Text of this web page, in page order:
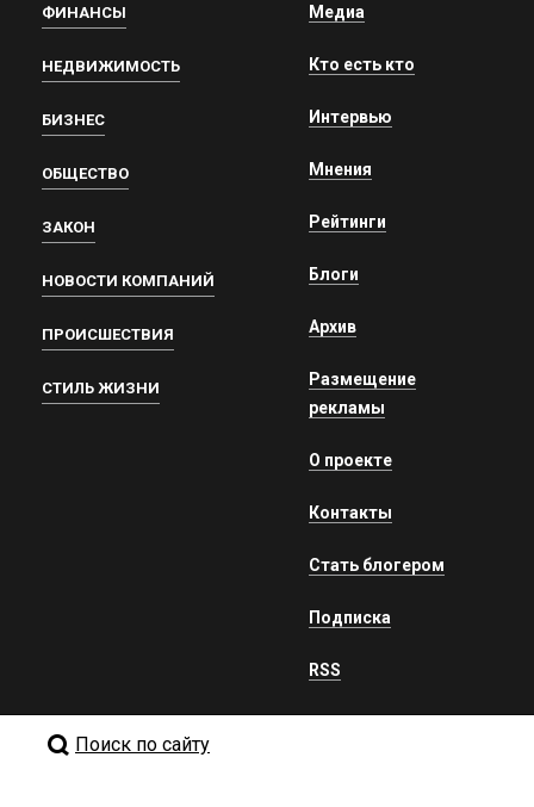
ФИНАНСЫ
НЕДВИЖИМОСТЬ
БИЗНЕС
ОБЩЕСТВО
ЗАКОН
НОВОСТИ КОМПАНИЙ
ПРОИСШЕСТВИЯ
СТИЛЬ ЖИЗНИ
Медиа
Кто есть кто
Интервью
Мнения
Рейтинги
Блоги
Архив
Размещение
рекламы
О проекте
Контакты
Стать блогером
Подписка
RSS
Поиск по сайту